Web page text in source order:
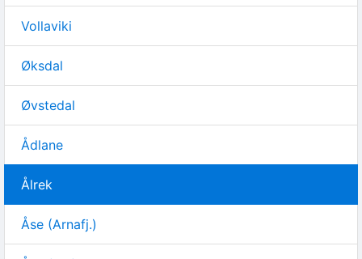
Vollaviki
Øksdal
Øvstedal
Ådlane
Ålrek
Åse (Arnafj.)